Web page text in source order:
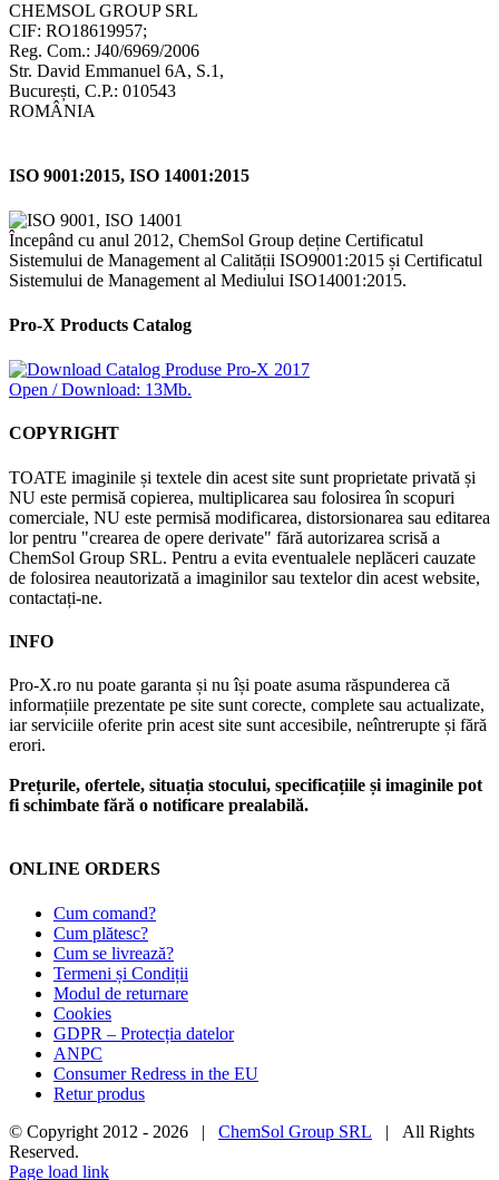
CHEMSOL GROUP SRL
CIF: RO18619957;
Reg. Com.: J40/6969/2006
Str. David Emmanuel 6A, S.1,
București, C.P.: 010543
ROMÂNIA
ISO 9001:2015, ISO 14001:2015
Începând cu anul 2012, ChemSol Group deține Certificatul
Sistemului de Management al Calității ISO9001:2015 și Certificatul
Sistemului de Management al Mediului ISO14001:2015.
Pro-X Products Catalog
Open / Download: 13Mb.
COPYRIGHT
TOATE imaginile și textele din acest site sunt proprietate privată și
NU este permisă copierea, multiplicarea sau folosirea în scopuri
comerciale, NU este permisă modificarea, distorsionarea sau editarea
lor pentru "crearea de opere derivate" fără autorizarea scrisă a
ChemSol Group SRL. Pentru a evita eventualele neplăceri cauzate
de folosirea neautorizată a imaginilor sau textelor din acest website,
contactați-ne.
INFO
Pro-X.ro nu poate garanta și nu își poate asuma răspunderea că
informațiile prezentate pe site sunt corecte, complete sau actualizate,
iar serviciile oferite prin acest site sunt accesibile, neîntrerupte și fără
erori.
Prețurile, ofertele, situația stocului, specificațiile și imaginile pot
fi schimbate fără o notificare prealabilă.
ONLINE ORDERS
Cum comand?
Cum plătesc?
Cum se livrează?
Termeni și Condiții
Modul de returnare
Cookies
GDPR – Protecția datelor
ANPC
Consumer Redress in the EU
Retur produs
© Copyright 2012 - 2026 | ChemSol Group SRL | All Rights
Reserved.
Page load link